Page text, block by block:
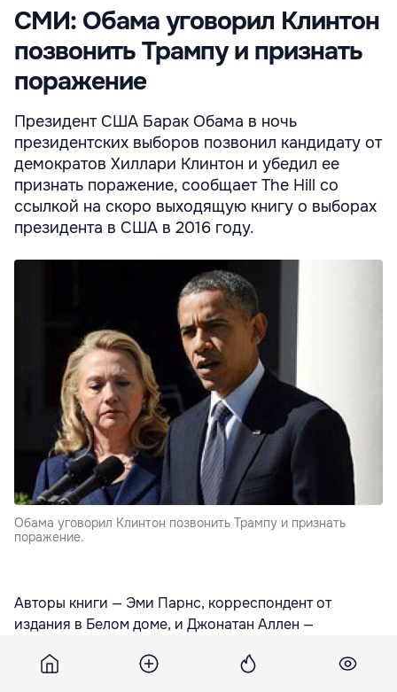
СМИ: Обама уговорил Клинтон
позвонить Трампу и признать
поражение
Президент США Барак Обама в ночь
президентских выборов позвонил кандидату от
демократов Хиллари Клинтон и убедил ее
признать поражение, сообщает The Hill со
ссылкой на скоро выходящую книгу о выборах
президента в США в 2016 году.
Обама уговорил Клинтон позвонить Трампу и признать
поражение.
Авторы книги — Эми Парнс, корреспондент от
издания в Белом доме, и Джонатан Аллен —